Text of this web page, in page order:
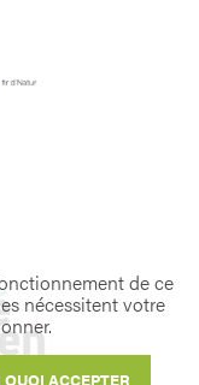
de ce
nécessitent votre
ACCEPTER